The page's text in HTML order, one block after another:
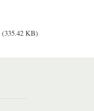
(335.42 KB)